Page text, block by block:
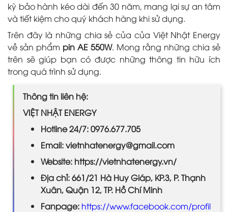
kỳ bảo hành kéo dài đến 30 năm, mang lại sự an tâm
và tiết kiệm cho quý khách hàng khi sử dụng.
Trên đây là những chia sẻ của của Việt Nhật Energy
về sản phẩm pin AE 550W. Mong rằng những chia sẻ
trên sẽ giúp bạn có được những thông tin hữu ích
trong quá trình sử dụng.
Thông tin liên hệ:
VIỆT NHẬT ENERGY
Hotline 24/7: 0976.677.705
Email: vietnhatenergy@gmail.com
Website: https://vietnhatenergy.vn/
Địa chỉ: 661/21 Hà Huy Giáp, KP.3, P. Thạnh
Xuân, Quận 12, TP. Hồ Chí Minh
Fanpage: https://www.facebook.com/profil